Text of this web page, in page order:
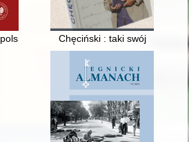
perspektywaChęciński : taki swój